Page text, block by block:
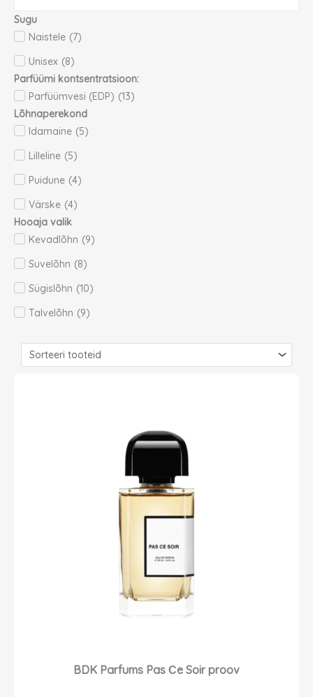
Sugu
Naistele (7)
Unisex (8)
Parfüümi kontsentratsioon:
Parfüümvesi (EDP) (13)
Lõhnaperekond
Idamaine (5)
Lilleline (5)
Puidune (4)
Värske (4)
Hooaja valik
Kevadlõhn (9)
Suvelõhn (8)
Sügislõhn (10)
Talvelõhn (9)
BDK Parfums Pas Сe Soir proov